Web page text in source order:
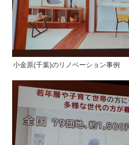
小金原(千葉)のリノベーション事例